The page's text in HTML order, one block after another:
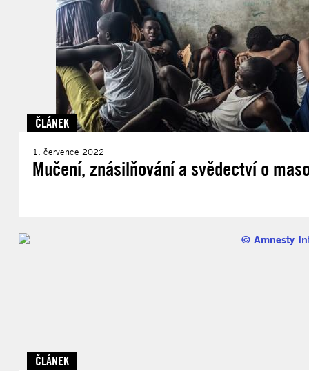
ČLÁNEK
1. července 2022
Mučení, znásilňování a svědectví o
ČLÁNEK